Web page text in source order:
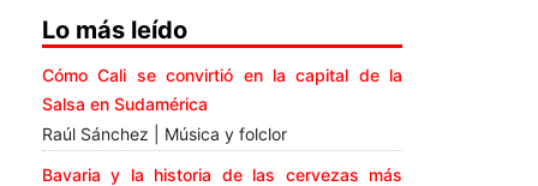
Lo más leído
Cómo Cali se convirtió en la capital de la
Salsa en Sudamérica
Raúl Sánchez | Música y folclor
Bavaria y la historia de las cervezas más